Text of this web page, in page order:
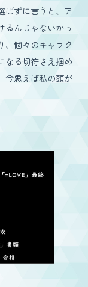
ばずに言うと、ア
るんじゃないかっ
、個々のキャラク
なる切符さえ掴め
今思えば私の頭が